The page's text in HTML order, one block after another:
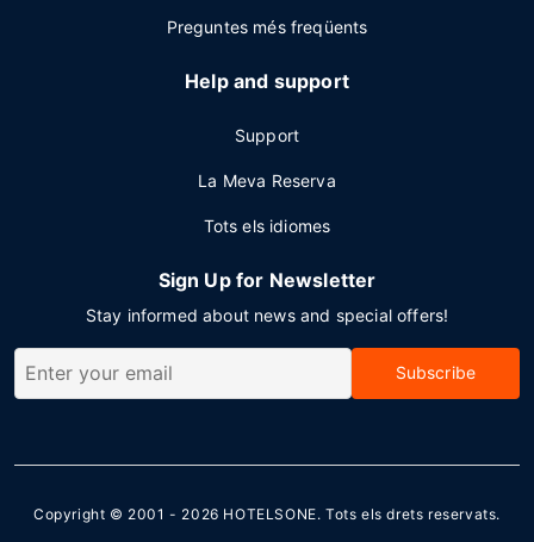
Preguntes més freqüents
Help and support
Support
La Meva Reserva
Tots els idiomes
Sign Up for Newsletter
Stay informed about news and special offers!
Subscribe
Copyright © 2001 - 2026 HOTELSONE. Tots els drets reservats.